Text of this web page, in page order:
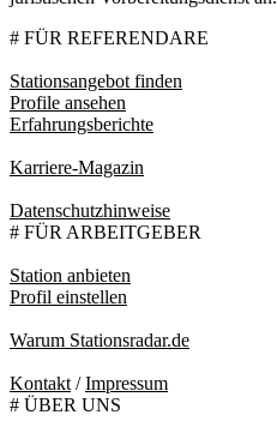
# FÜR REFERENDARE
Stationsangebot finden
Profile ansehen
Erfahrungsberichte
Karriere-Magazin
Datenschutzhinweise
# FÜR ARBEITGEBER
Station anbieten
Profil einstellen
Warum Stationsradar.de
Kontakt /Impressum
# ÜBER UNS